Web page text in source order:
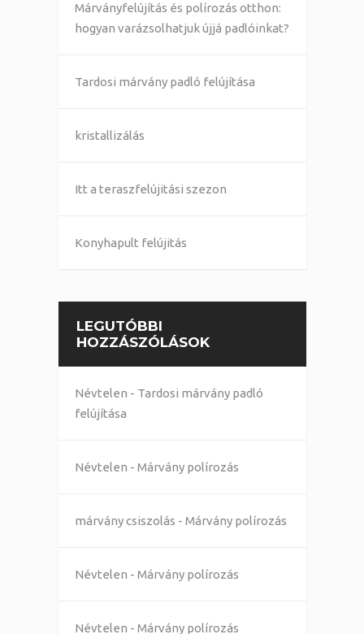
Márványfelújítás és polírozás otthon:
hogyan varázsolhatjuk újjá padlóinkat?
Tardosi márvány padló felújítása
kristallizálás
Itt a teraszfelújitási szezon
Konyhapult felújitás
LEGUTÓBBI
HOZZÁSZÓLÁSOK
Névtelen - Tardosi márvány padló
felújítása
Névtelen - Márvány polírozás
márvány csiszolás - Márvány polírozás
Névtelen - Márvány polírozás
Névtelen - Márvány polírozás